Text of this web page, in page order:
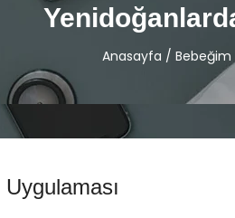
Anasayfa / Bebeğim